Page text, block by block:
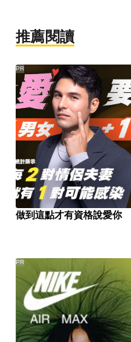
推薦閱讀
做到這點才有資格說愛你
PR
PR